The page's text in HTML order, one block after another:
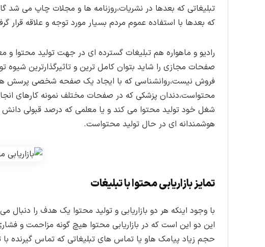
تبلیغاتی که بعدها در نشریات،روزنامه ها و مجلات چاپ می شد
که بعدها با استفاده عموم مردم بسیار مورد توجه و علاقه قرار
رادیو و ماهواره هم تبلیغات گسترده ای در جهت تولید محتوا و
صفحات مجازی را شاید بتوان کامل ترین و تاثیرگذارترین شیوه
فروش نیست،روانشناسی که با ایجاد یک صفحه شخصی پرسش
محتواست،دندان پزشکی که در صفحات مختلف نمونه کارهای
شغل خود تولید محتوا می کند و یا معلمی که درصد قبولی دانش
هوشمندانه ای در حال تولید محتواست.
تمایز بازاریابی محتوا با تبلیغات
با وجود اینکه هر دو بازاریابی و تولید محتوا یک هدف را دنبال
این دو این است که در بازاریابی محتوا هیچ گونه مزاحمت و
حجم زیاد پیامک هاو یا تماس های تبلیغاتی که تماس گیرنده